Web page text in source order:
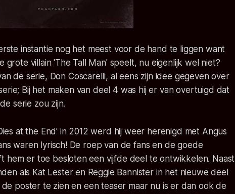
instantie nog het meest voor de hand te liggen want
grote villain 'The Tall Man' speelt, nu eigenlijk wel niet?
de serie, Don Coscarelli, al eens zijn idee gegeven over
Bij het maken van deel 4 was hij er van overtuigd dat
serie zou zijn.
at the End' in 2012 werd hij weer herenigd met Angus
waren lyrisch! De roep van de fans en de goede
hem er toe besloten een vijfde deel te ontwikkelen. Naast
als Kat Lester en Reggie Bannister in het nieuwe deel
poster te zien en een teaser maar nu is er dan ook de